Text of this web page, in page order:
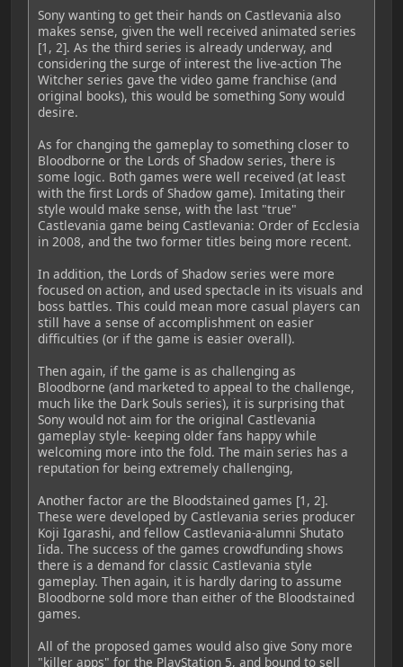
Sony wanting to get their hands on Castlevania also
makes sense, given the well received animated series
[1, 2]. As the third series is already underway, and
considering the surge of interest the live-action The
Witcher series gave the video game franchise (and
original books), this would be something Sony would
desire.
As for changing the gameplay to something closer to
Bloodborne or the Lords of Shadow series, there is
some logic. Both games were well received (at least
with the first Lords of Shadow game). Imitating their
style would make sense, with the last "true"
Castlevania game being Castlevania: Order of Ecclesia
in 2008, and the two former titles being more recent.
In addition, the Lords of Shadow series were more
focused on action, and used spectacle in its visuals and
boss battles. This could mean more casual players can
still have a sense of accomplishment on easier
difficulties (or if the game is easier overall).
Then again, if the game is as challenging as
Bloodborne (and marketed to appeal to the challenge,
much like the Dark Souls series), it is surprising that
Sony would not aim for the original Castlevania
gameplay style- keeping older fans happy while
welcoming more into the fold. The main series has a
reputation for being extremely challenging,
Another factor are the Bloodstained games [1, 2].
These were developed by Castlevania series producer
Koji Igarashi, and fellow Castlevania-alumni Shutato
Iida. The success of the games crowdfunding shows
there is a demand for classic Castlevania style
gameplay. Then again, it is hardly daring to assume
Bloodborne sold more than either of the Bloodstained
games.
All of the proposed games would also give Sony more
"killer apps" for the PlayStation 5, and bound to sell